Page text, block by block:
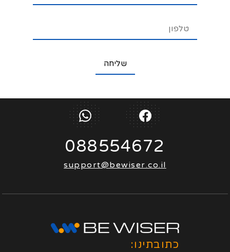
088554672
support@bewiser.co.il
כתובתינו: